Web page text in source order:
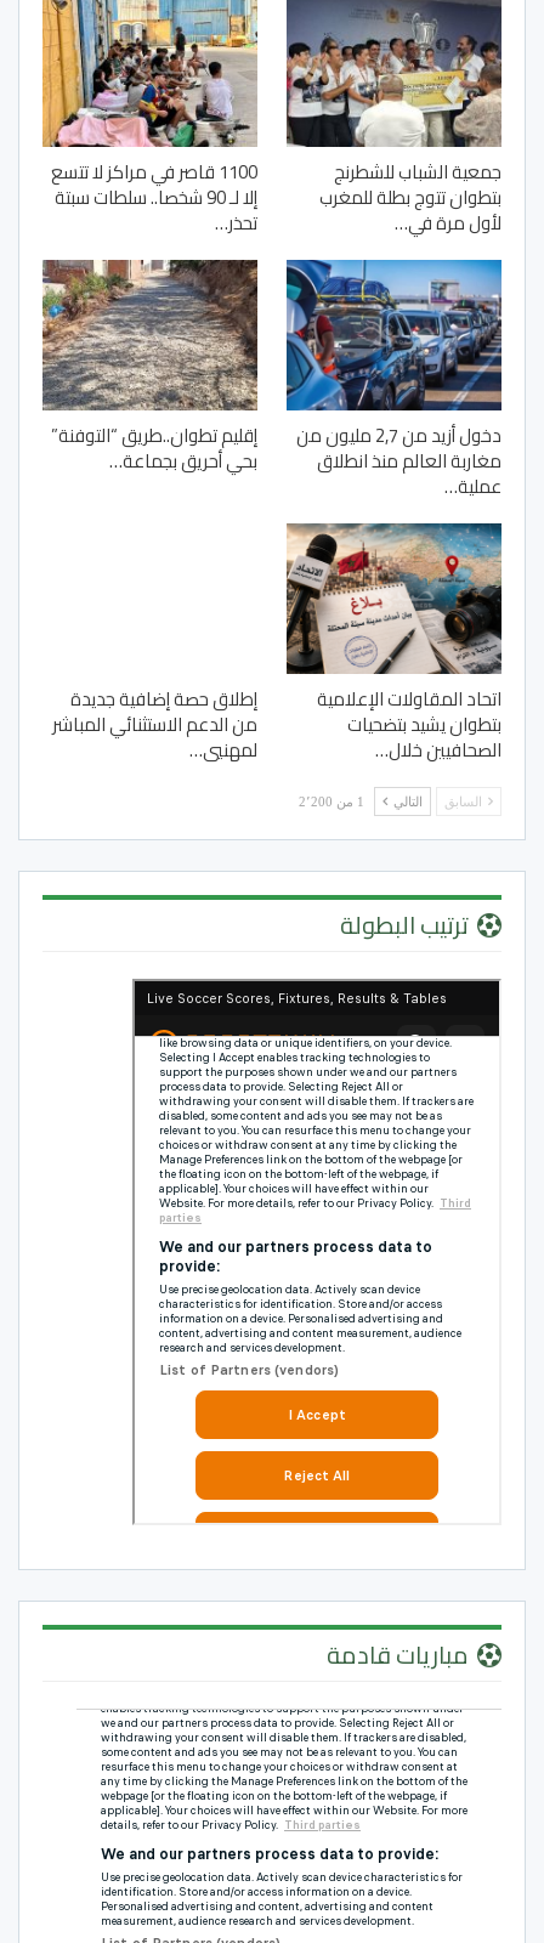
جمعية الشباب للشطرنج
بتطوان تتوج بطلة للمغرب
لأول مرة في…
1100 قاصر في مراكز لا تتسع
إلا لـ 90 شخصا.. سلطات سبتة
تحذر…
دخول أزيد من 2,7 مليون من
مغاربة العالم منذ انطلاق
عملية…
إقليم تطوان..طريق “التوفنة”
بحي أحريق بجماعة…
اتحاد المقاولات الإعلامية
بتطوان يشيد بتضحيات
الصحافيين خلال…
إطلاق حصة إضافية جديدة
من الدعم الاستثنائي المباشر
لمهنيي…
السابق التالي 1 من 2٬200
ترتيب البطولة
مباريات قادمة